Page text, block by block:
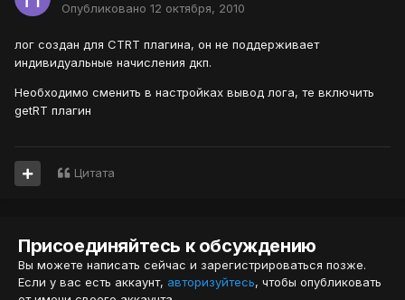
Опубликовано 12 октября, 2010
лог создан для CTRT плагина, он не поддерживает
индивидуальные начисления дкп.
Необходимо сменить в настройках вывод лога, те включить
getRT плагин
Цитата
Присоединяйтесь к обсуждению
Вы можете написать сейчас и зарегистрироваться позже.
Если у вас есть аккаунт, авторизуйтесь, чтобы опубликовать